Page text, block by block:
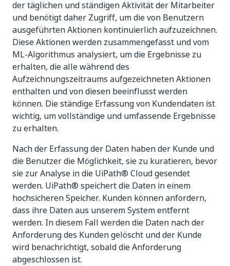
der täglichen und ständigen Aktivität der Mitarbeiter
und benötigt daher Zugriff, um die von Benutzern
ausgeführten Aktionen kontinuierlich aufzuzeichnen.
Diese Aktionen werden zusammengefasst und vom
ML-Algorithmus analysiert, um die Ergebnisse zu
erhalten, die alle während des
Aufzeichnungszeitraums aufgezeichneten Aktionen
enthalten und von diesen beeinflusst werden
können. Die ständige Erfassung von Kundendaten ist
wichtig, um vollständige und umfassende Ergebnisse
zu erhalten.
Nach der Erfassung der Daten haben der Kunde und
die Benutzer die Möglichkeit, sie zu kuratieren, bevor
sie zur Analyse in die UiPath® Cloud gesendet
werden. UiPath® speichert die Daten in einem
hochsicheren Speicher. Kunden können anfordern,
dass ihre Daten aus unserem System entfernt
werden. In diesem Fall werden die Daten nach der
Anforderung des Kunden gelöscht und der Kunde
wird benachrichtigt, sobald die Anforderung
abgeschlossen ist.